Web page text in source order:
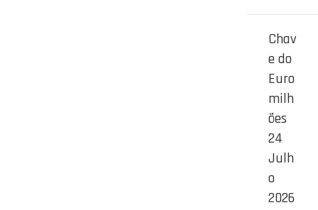
Chav
e do
Euro
milh
ões
24
Julh
o
2026